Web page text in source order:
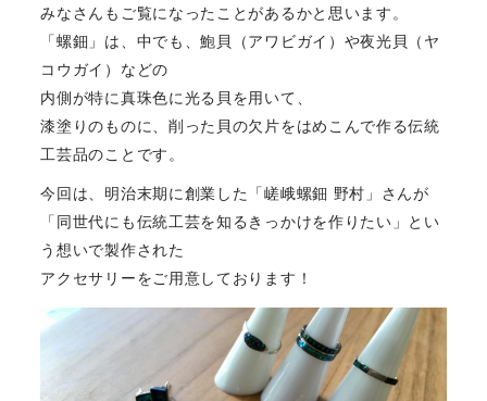
みなさんもご覧になったことがあるかと思います。
「螺鈿」は、中でも、鮑貝（アワビガイ）や夜光貝（ヤ
コウガイ）などの
内側が特に真珠色に光る貝を用いて、
漆塗りのものに、削った貝の欠片をはめこんで作る伝統
工芸品のことです。
今回は、明治末期に創業した「嵯峨螺鈿 野村」さんが
「同世代にも伝統工芸を知るきっかけを作りたい」とい
う想いで製作された
アクセサリーをご用意しております！